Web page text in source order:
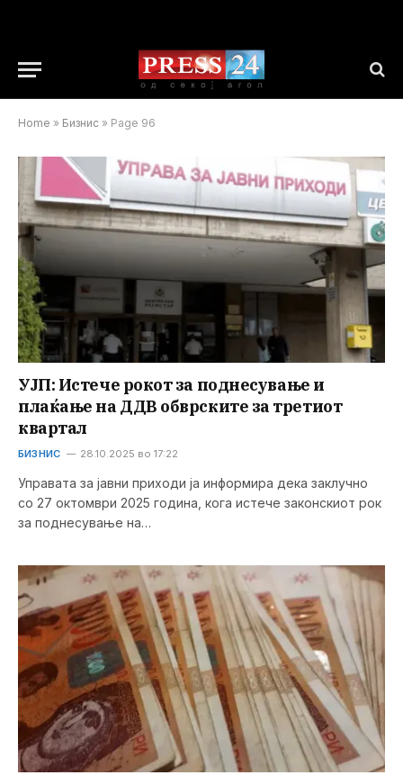
Home » Бизнис » Page 96
УЈП: Истече рокот за поднесување и
плаќање на ДДВ обврските за третиот
квартал
БИЗНИС 28.10.2025 во 17:22
Управата за јавни приходи ја информира дека заклучно
со 27 октомври 2025 година, кога истече законскиот рок
за поднесување на…